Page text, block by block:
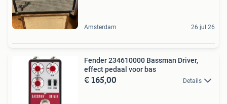
Amsterdam 26 jul 26
Fender 234610000 Bassman Driver,
effect pedaal voor bas
€ 165,00 Details